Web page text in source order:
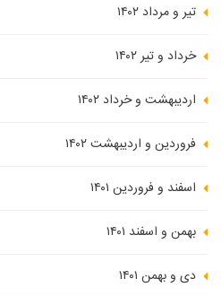
تیر و مرداد ۱۴۰۲
خرداد و تیر ۱۴۰۲
اردیبهشت و خرداد ۱۴۰۲
فروردین و اردیبهشت ۱۴۰۲
اسفند و فروردین ۱۴۰۱
بهمن و اسفند ۱۴۰۱
دی و بهمن ۱۴۰۱